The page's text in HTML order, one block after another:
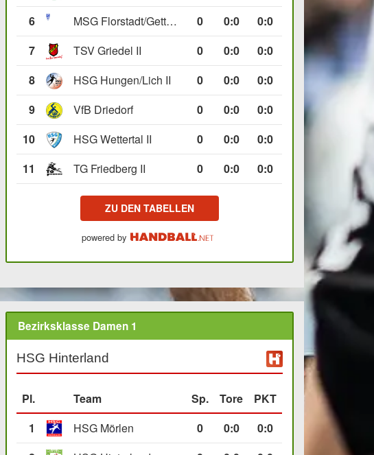
6
MSG Florstadt/Gettenau II 0 0:0
0:0
7
TSV Griedel II 0 0:0
0:0
8
HSG Hungen/Lich II 0 0:0
0:0
9
VfB Driedorf 0 0:0
0:0
10
HSG Wettertal II 0 0:0
0:0
11
TG Friedberg II 0 0:0 0:0
ZU DEN TABELLEN
powered by
Bezirksklasse Damen 1
HSG Hinterland
Pl. Team Sp. Tore
PKT
1
HSG Mörlen 0 0:0
0:0